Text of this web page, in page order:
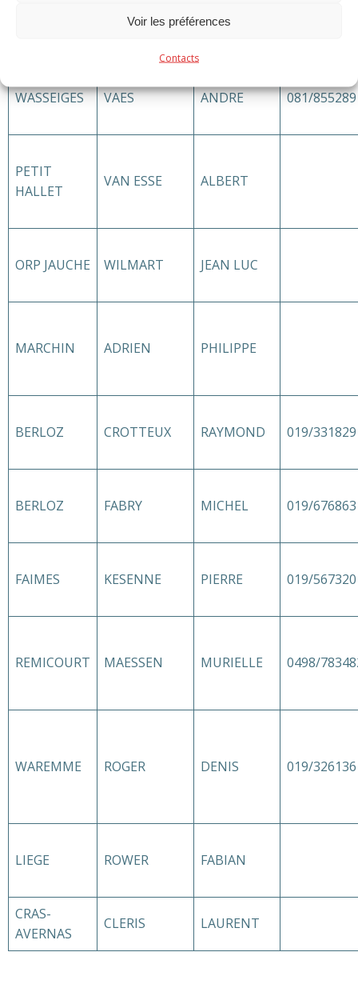
Voir les préférences
Contacts
PHILIPS
WASSEIGES VAES ANDRE 081/855289
PETIT
HALLET
VAN ESSE ALBERT
ORP JAUCHE WILMART JEAN LUC
MARCHIN ADRIEN PHILIPPE
BERLOZ CROTTEUX RAYMOND 019/331829
BERLOZ FABRY MICHEL 019/676863
FAIMES KESENNE PIERRE 019/567320
REMICOURT MAESSEN MURIELLE 0498/
WAREMME ROGER DENIS 019/326136
LIEGE ROWER FABIAN
CRAS-
AVERNAS
CLERIS LAURENT